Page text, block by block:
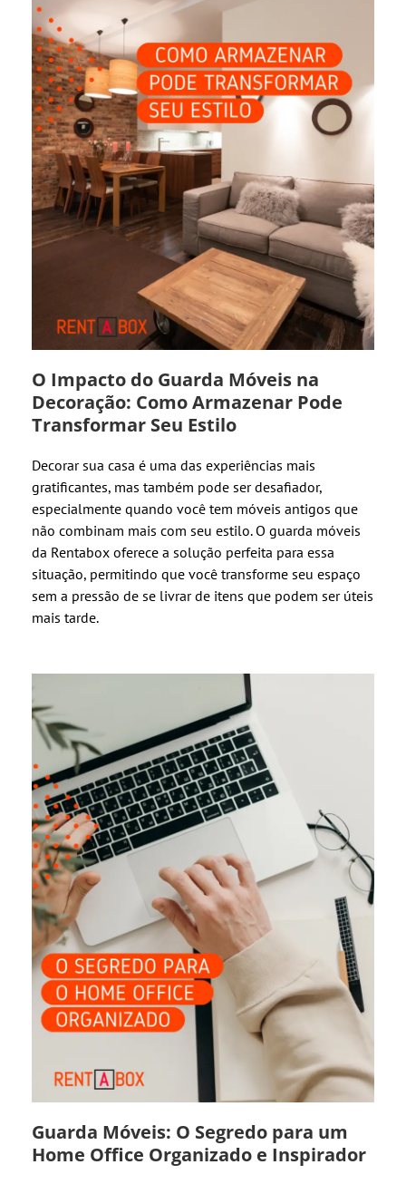
O Impacto do Guarda Móveis na
Decoração: Como Armazenar Pode
Transformar Seu Estilo
Decorar sua casa é uma das experiências mais
gratificantes, mas também pode ser desafiador,
especialmente quando você tem móveis antigos que
não combinam mais com seu estilo. O guarda móveis
da Rentabox oferece a solução perfeita para essa
situação, permitindo que você transforme seu espaço
sem a pressão de se livrar de itens que podem ser úteis
mais tarde.
Guarda Móveis: O Segredo para um
Home Office Organizado e Inspirador